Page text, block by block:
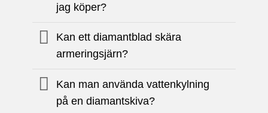
jag köper?
Kan ett diamantblad skära
armeringsjärn?
Kan man använda vattenkylning
på en diamantskiva?